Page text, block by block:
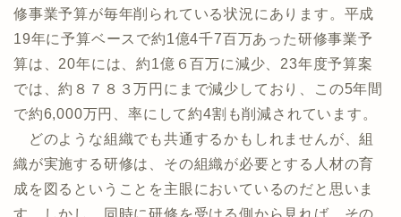
修事業予算が毎年削られている状況にあります。平成
19年に予算ベースで約1億4千7百万あった研修事業予
算は、20年には、約1億６百万に減少、23年度予算案
では、約８７８３万円にまで減少しており、この5年間
で約6,000万円、率にして約4割も削減されています。
どのような組織でも共通するかもしれませんが、組
織が実施する研修は、その組織が必要とする人材の育
成を図るということを主眼においているのだと思いま
す。しかし、同時に研修を受ける側から見れば、その